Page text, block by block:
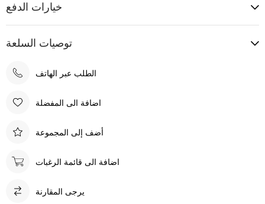
خيارات الدفع
توصيات السلعة
الطلب عبر الهاتف
اضافة الى المفضلة
أضف إلى المجموعة
اضافة الى قائمة الرغبات
يرجى المقارنة